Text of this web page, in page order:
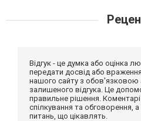
Відгук - це думка або оцінка
передати досвід або
нашого сайту з обов'язковою
залишеного відгука. Це
правильне рішення.
спілкування та обговорення,
питань, що цікавлять.